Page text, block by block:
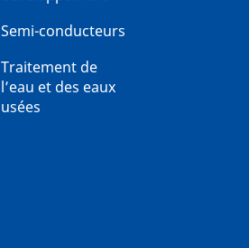
Semi-conducteurs
Traitement de
l’eau et des eaux
usées